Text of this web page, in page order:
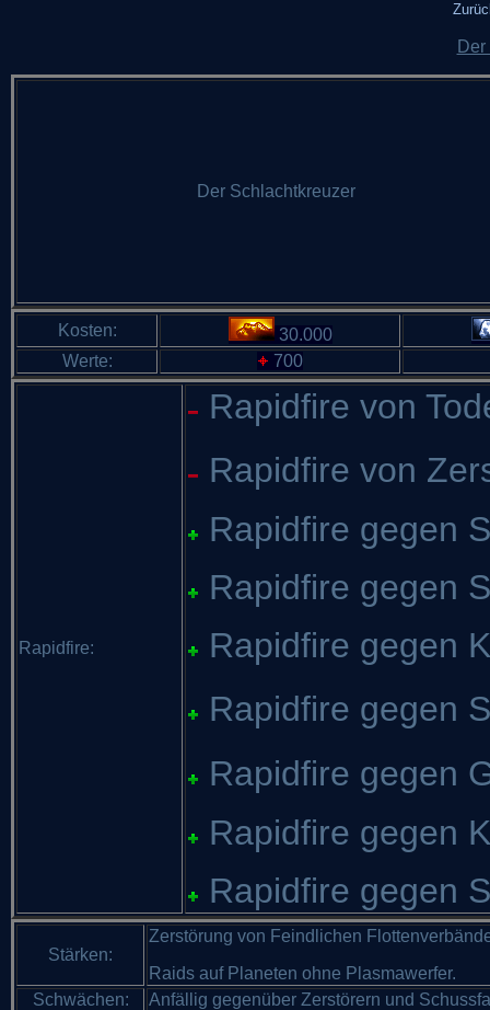
Der Schlachtkreuzer
Kosten:
30.000
Werte:
700
Rapidfire:
Rapidfire von
Rapidfire von
Rapidfire gegen
Rapidfire gegen
Rapidfire gegen
Rapidfire gegen
Rapidfire gegen
Rapidfire gegen
Rapidfire gegen
Stärken:
Zerstörung von Feindlichen
Raids auf Planeten ohne Plasmawerfer.
Schwächen:
Anfällig gegenüber Zerstörern und